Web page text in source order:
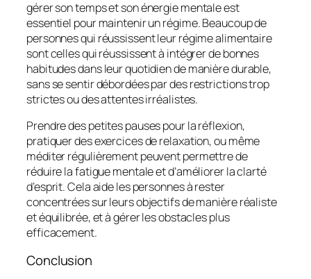
gérer son temps et son énergie mentale est
essentiel pour maintenir un régime. Beaucoup de
personnes qui réussissent leur régime alimentaire
sont celles qui réussissent à intégrer de bonnes
habitudes dans leur quotidien de manière durable,
sans se sentir débordées par des restrictions trop
strictes ou des attentes irréalistes.
Prendre des petites pauses pour la réflexion,
pratiquer des exercices de relaxation, ou même
méditer régulièrement peuvent permettre de
réduire la fatigue mentale et d’améliorer la clarté
d’esprit. Cela aide les personnes à rester
concentrées sur leurs objectifs de manière réaliste
et équilibrée, et à gérer les obstacles plus
efficacement.
Conclusion